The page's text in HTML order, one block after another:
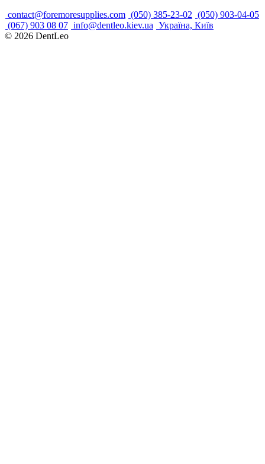
contact@foremoresupplies.com (050) 385-23-02 (050) 903-04-05
(067) 903 08 07 info@dentleo.kiev.ua Україна, Київ
© 2026 DentLeo